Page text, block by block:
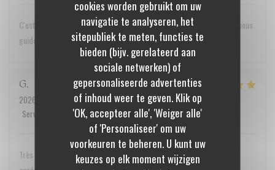
cookies worden gebruikt om uw
navigatie te analyseren, het
sitepubliek te meten, functies te
bieden (bijv. gerelateerd aan
sociale netwerken) of
gepersonaliseerde advertenties
of inhoud weer te geven. Klik op
'OK, accepteer alle', 'Weiger alle'
of 'Personaliseer' om uw
voorkeuren te beheren. U kunt uw
keuzes op elk moment wijzigen
C'est un voyage des sens que nous recommandons vivement. Laissez vous
guider dans cette merveilleuse aventure! Merci. A bientôt
G
2026-07-07
- 19:30 - Gasten 2
Service
Atmosfeer:5/5 Keuken :5 /5 Kwaliteit / Prijs
Très belle expérience culinaire. Le service est très discret et très